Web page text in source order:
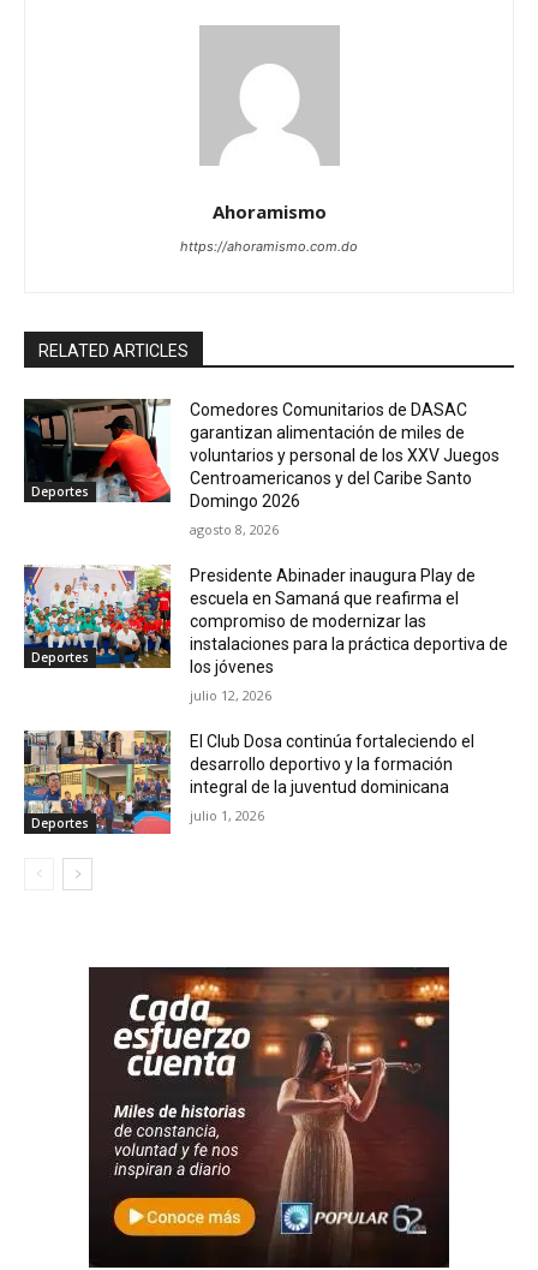
Ahoramismo
https://ahoramismo.com.do
RELATED ARTICLES
Deportes
Comedores Comunitarios de DASAC
garantizan alimentación de miles de
voluntarios y personal de los XXV Juegos
Centroamericanos y del Caribe Santo
Domingo 2026
agosto 8, 2026
Deportes
Presidente Abinader inaugura Play de
escuela en Samaná que reafirma el
compromiso de modernizar las
instalaciones para la práctica deportiva de
los jóvenes
julio 12, 2026
Deportes
El Club Dosa continúa fortaleciendo el
desarrollo deportivo y la formación
integral de la juventud dominicana
julio 1, 2026